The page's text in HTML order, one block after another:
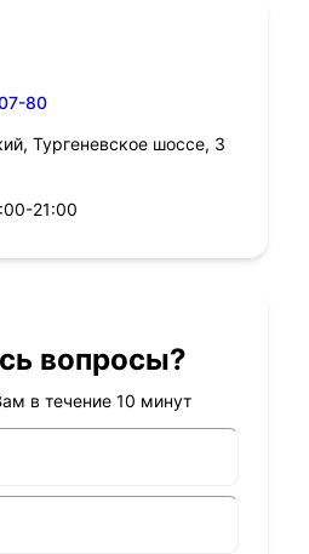
80
Тургеневское шоссе, 3
21:00
вопросы?
в течение 10 минут